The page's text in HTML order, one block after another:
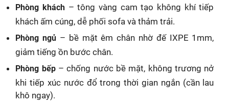
Phòng khách– tông vàng cam tạo không khí tiếp
khách ấm cúng, dễ phối sofa và thảm trải.
Phòng ngủ– bề mặt êm chân nhờ đế IXPE 1mm,
giảm tiếng ồn bước chân.
Phòng bếp– chống nước bề mặt, không trương nở
khi tiếp xúc nước đổ trong thời gian ngắn (cần lau
khô ngay).